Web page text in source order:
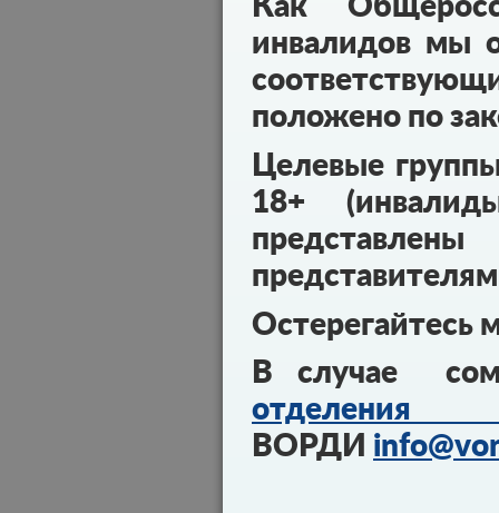
Как
инвалидов мы
положено по
Целевые
18+
Остерегайтесь
В случае
отделения
ВОРДИ